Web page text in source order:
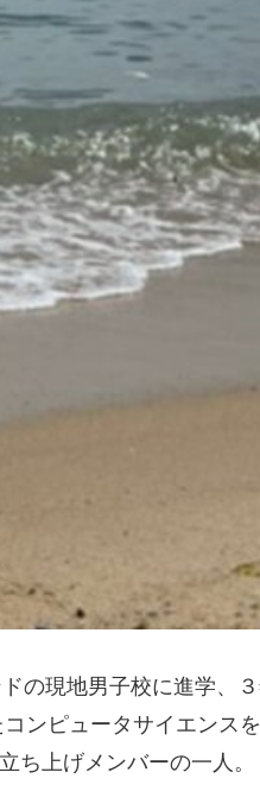
の現地男子校に進学、
ンピュータサイエンス
ち上げメンバーの一人。